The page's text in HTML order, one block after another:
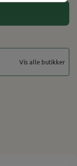
Vis alle butikker